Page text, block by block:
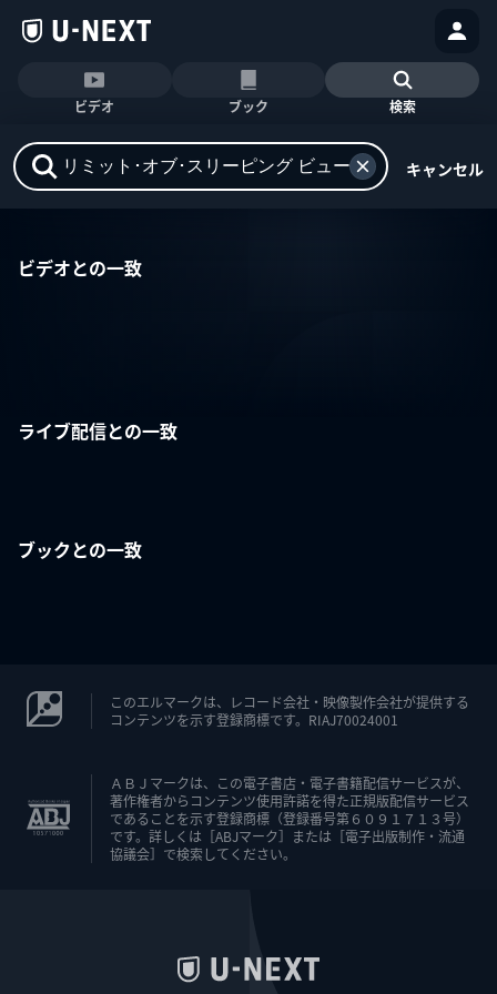
ビデオ ブック 検索
キャンセル
ビデオとの一致
ライブ配信との一致
ブックとの一致
このエルマークは、レコード会社・映像製作会社が提供する
コンテンツを示す登録商標です。RIAJ70024001
ＡＢＪマークは、この電子書店・電子書籍配信サービスが、
著作権者からコンテンツ使用許諾を得た正規版配信サービス
であることを示す登録商標（登録番号第６０９１７１３号）
です。詳しくは［ABJマーク］または［電子出版制作・流通
協議会］で検索してください。